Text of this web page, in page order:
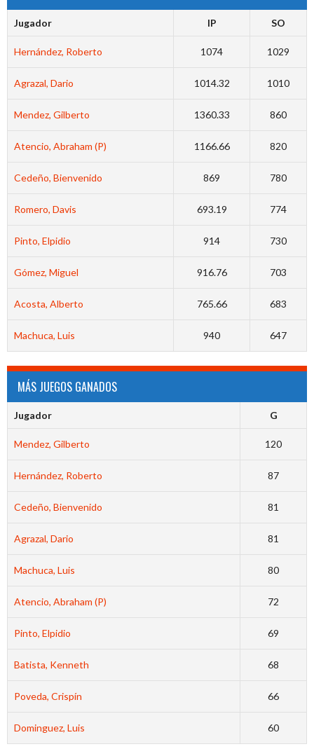
Jugador IP SO
Hernández, Roberto 1074 1029
Agrazal, Dario 1014.32 1010
Mendez, Gilberto 1360.33 860
Atencio, Abraham (P) 1166.66 820
Cedeño, Bienvenido 869 780
Romero, Davis 693.19 774
Pinto, Elpidio 914 730
Gómez, Miguel 916.76 703
Acosta, Alberto 765.66 683
Machuca, Luis 940 647
MÁS JUEGOS GANADOS
Jugador G
Mendez, Gilberto 120
Hernández, Roberto 87
Cedeño, Bienvenido 81
Agrazal, Dario 81
Machuca, Luis 80
Atencio, Abraham (P) 72
Pinto, Elpidio 69
Batista, Kenneth 68
Poveda, Crispín 66
Dominguez, Luis 60